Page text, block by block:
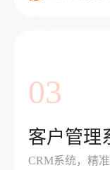
03
客户管理
CRM系统，精